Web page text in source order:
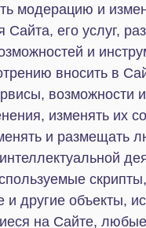
связанные с сайтами
быть предъявлены
целиком несет личную
за любую
он Предоставляет
организации Встречи или
или с помощью его услуг,
возможностей и
не имеет права
или публиковать, а также
любые результаты
деятельности и средства